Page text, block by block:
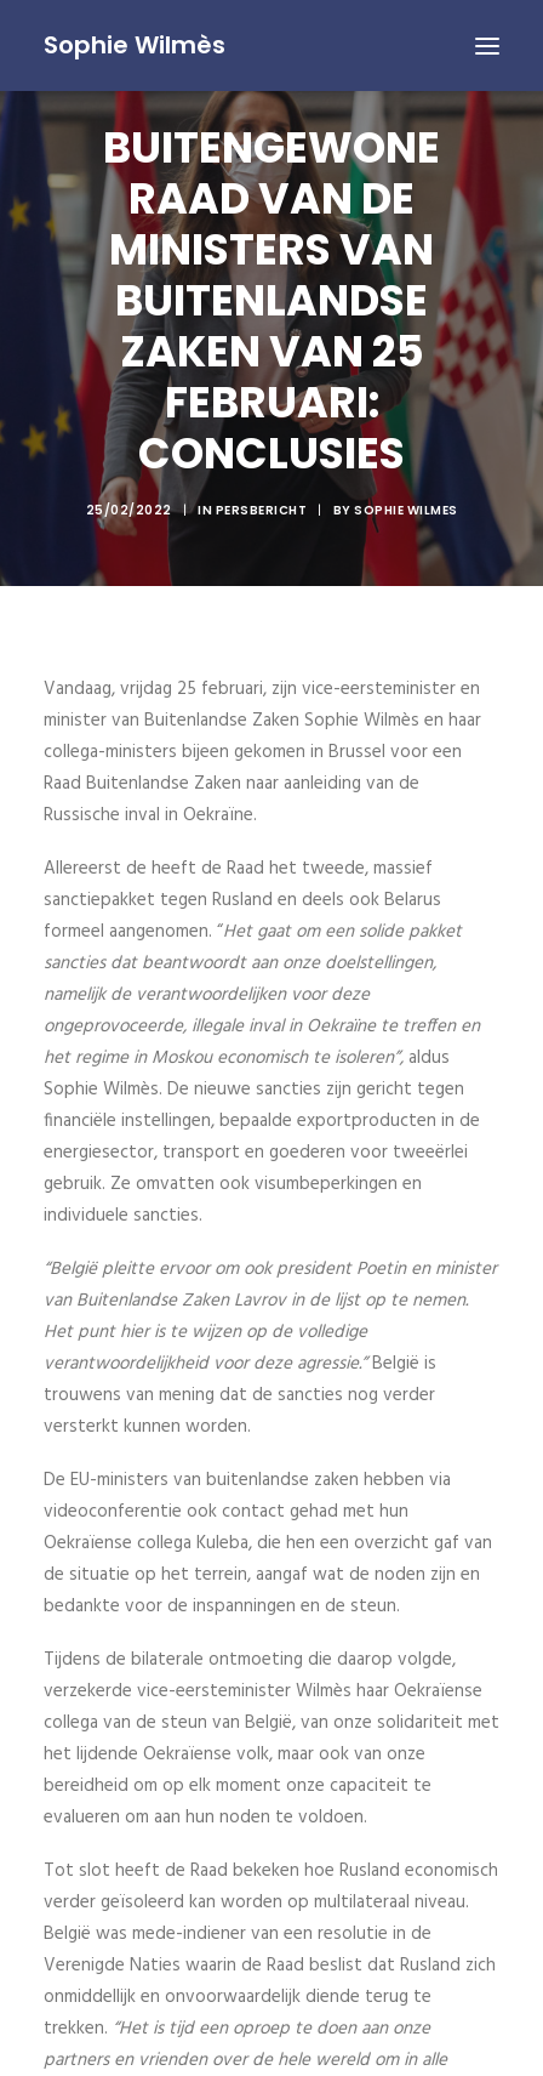
Sophie Wilmès
BUITENGEWONE
RAAD VAN DE
MINISTERS VAN
BUITENLANDSE
ZAKEN VAN 25
FEBRUARI:
CONCLUSIES
25/02/2022 | IN PERSBERICHT | BY SOPHIE WILMES
Vandaag, vrijdag 25 februari, zijn vice-eersteminister en
minister van Buitenlandse Zaken Sophie Wilmès en haar
collega-ministers bijeen gekomen in Brussel voor een
Raad Buitenlandse Zaken naar aanleiding van de
Russische inval in Oekraïne.
Allereerst de heeft de Raad het tweede, massief
sanctiepakket tegen Rusland en deels ook Belarus
formeel aangenomen. “Het gaat om een solide pakket
sancties dat beantwoordt aan onze doelstellingen,
namelijk de verantwoordelijken voor deze
ongeprovoceerde, illegale inval in Oekraïne te treffen en
het regime in Moskou economisch te isoleren”, aldus
Sophie Wilmès. De nieuwe sancties zijn gericht tegen
financiële instellingen, bepaalde exportproducten in de
energiesector, transport en goederen voor tweeërlei
gebruik. Ze omvatten ook visumbeperkingen en
individuele sancties.
“België pleitte ervoor om ook president Poetin en minister
van Buitenlandse Zaken Lavrov in de lijst op te nemen.
Het punt hier is te wijzen op de volledige
verantwoordelijkheid voor deze agressie.”België is
trouwens van mening dat de sancties nog verder
versterkt kunnen worden.
De EU-ministers van buitenlandse zaken hebben via
videoconferentie ook contact gehad met hun
Oekraïense collega Kuleba, die hen een overzicht gaf van
de situatie op het terrein, aangaf wat de noden zijn en
bedankte voor de inspanningen en de steun.
Tijdens de bilaterale ontmoeting die daarop volgde,
verzekerde vice-eersteminister Wilmès haar Oekraïense
collega van de steun van België, van onze solidariteit met
het lijdende Oekraïense volk, maar ook van onze
bereidheid om op elk moment onze capaciteit te
evalueren om aan hun noden te voldoen.
Tot slot heeft de Raad bekeken hoe Rusland economisch
verder geïsoleerd kan worden op multilateraal niveau.
België was mede-indiener van een resolutie in de
Verenigde Naties waarin de Raad beslist dat Rusland zich
onmiddellijk en onvoorwaardelijk diende terug te
trekken. “Het is tijd een oproep te doen aan onze
partners en vrienden over de hele wereld om in alle